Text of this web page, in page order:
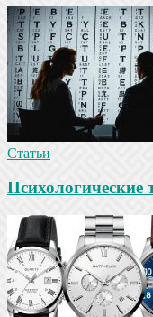
Статьи
Психологические